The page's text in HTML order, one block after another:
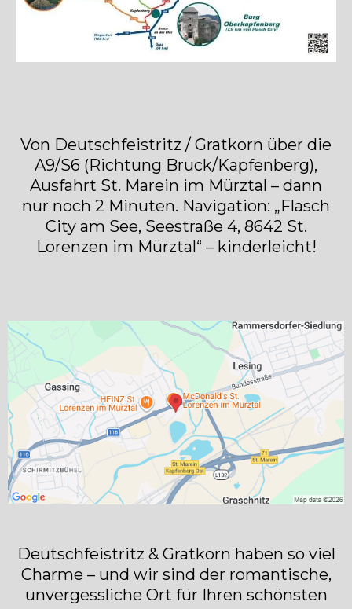
Von Deutschfeistritz / Gratkorn über die
A9/S6 (Richtung Bruck/Kapfenberg),
Ausfahrt St. Marein im Mürztal – dann
nur noch 2 Minuten. Navigation: „Flasch
City am See, Seestraße 4, 8642 St.
Lorenzen im Mürztal“ – kinderleicht!
Deutschfeistritz & Gratkorn haben so viel
Charme – und wir sind der romantische,
unvergessliche Ort für Ihren schönsten